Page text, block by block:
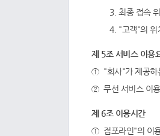
최종 접속
"고객"의 위
제 5조 서비스 이용
"회사"가 제공하
무선 서비스 이
제 6조 이용시간
점포라인"의 이